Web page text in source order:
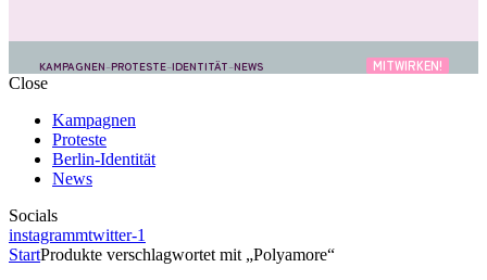
KAMPAGNEN–PROTESTE–IDENTITÄT–NEWS MITWIRKEN!
Close
Kampagnen
Proteste
Berlin-Identität
News
Socials
instagrammtwitter-1
StartProdukte verschlagwortet mit „Polyamore“